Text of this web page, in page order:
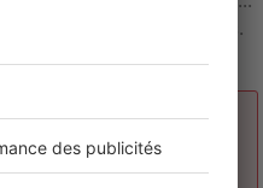
repoussent leurs projets.
à Rennes »